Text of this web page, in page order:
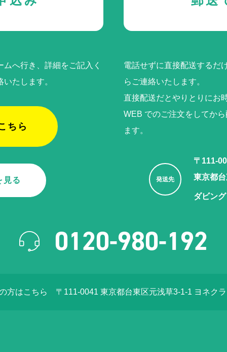
へ行き、詳細をご記入く
たします。
ちら
見る
電話せずに直接配送するだ
らご連絡いたします。
直接配送だとやりとりにお
WEB でのご注⽂をしてか
ます。
発送先
〒111-
東京都
ダビン
0120-980-192
方はこちら 〒111-0041 東京都台東区元浅草3-1-1 ヨネク